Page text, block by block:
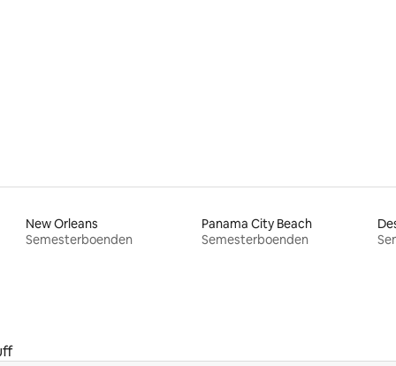
New Orleans
Semesterboenden
Panama City Beach
Semesterboenden